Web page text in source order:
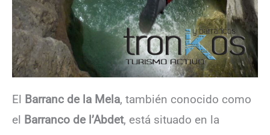
El Barranc de la Mela, también conocido como
el Barranco de l’Abdet, está situado en la